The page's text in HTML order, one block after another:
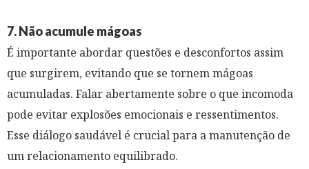
7. Não acumule mágoas
É importante abordar questões e desconfortos assim
que surgirem, evitando que se tornem mágoas
acumuladas. Falar abertamente sobre o que incomoda
pode evitar explosões emocionais e ressentimentos.
Esse diálogo saudável é crucial para a manutenção de
um relacionamento equilibrado.